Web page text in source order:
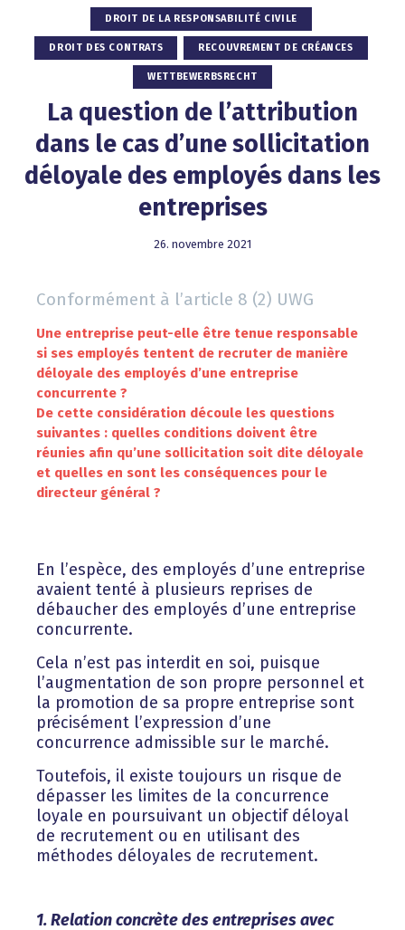
DROIT DE LA RESPONSABILITÉ CIVILE
DROIT DES CONTRATS RECOUVREMENT DE CRÉANCES
WETTBEWERBSRECHT
La question de l’attribution
dans le cas d’une sollicitation
déloyale des employés dans les
entreprises
26. novembre 2021
Conformément à l’article 8 (2) UWG
Une entreprise peut-elle être tenue responsable
si ses employés tentent de recruter de manière
déloyale des employés d’une entreprise
concurrente ?
De cette considération découle les questions
suivantes : quelles conditions doivent être
réunies afin qu’une sollicitation soit dite déloyale
et quelles en sont les conséquences pour le
directeur général ?
En l’espèce, des employés d’une entreprise
avaient tenté à plusieurs reprises de
débaucher des employés d’une entreprise
concurrente.
Cela n’est pas interdit en soi, puisque
l’augmentation de son propre personnel et
la promotion de sa propre entreprise sont
précisément l’expression d’une
concurrence admissible sur le marché.
Toutefois, il existe toujours un risque de
dépasser les limites de la concurrence
loyale en poursuivant un objectif déloyal
de recrutement ou en utilisant des
méthodes déloyales de recrutement.
1. Relation concrète des entreprises avec